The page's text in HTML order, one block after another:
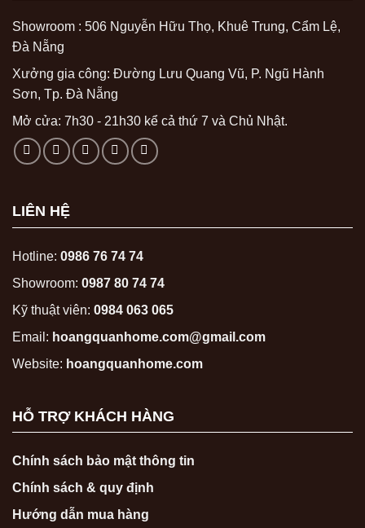
Showroom : 506 Nguyễn Hữu Thọ, Khuê Trung, Cẩm Lệ,
Đà Nẵng
Xưởng gia công: Đường Lưu Quang Vũ, P. Ngũ Hành
Sơn, Tp. Đà Nẵng
Mở cửa: 7h30 - 21h30 kể cả thứ 7 và Chủ Nhật.
LIÊN HỆ
Hotline: 0986 76 74 74
Showroom: 0987 80 74 74
Kỹ thuật viên: 0984 063 065
Email: hoangquanhome.com@gmail.com
Website: hoangquanhome.com
HỖ TRỢ KHÁCH HÀNG
Chính sách bảo mật thông tin
Chính sách & quy định
Hướng dẫn mua hàng